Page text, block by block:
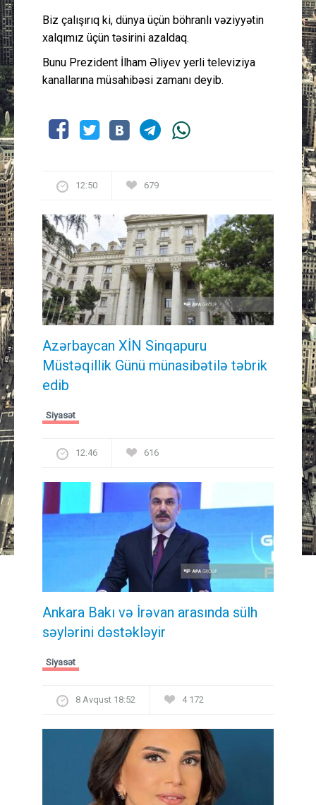
Peşə etikası
Biz çalışırıq ki, dünya üçün böhranlı vəziyyətin
xalqımız üçün təsirini azaldaq.
Bunu Prezident İlham Əliyev yerli televiziya
kanallarına müsahibəsi zamanı deyib.
12:50 679
Azərbaycan XİN Sinqapuru
Müstəqillik Günü münasibətilə təbrik
edib
Siyasət
12:46 616
Ankara Bakı və İrəvan arasında sülh
səylərini dəstəkləyir
Siyasət
8 Avqust 18:52 4 172